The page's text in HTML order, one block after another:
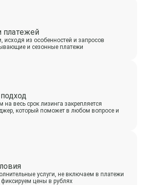
платежей
исходя из особенностей и запросов
и сезонные платежи
весь срок лизинга закрепляется
который поможет в любом вопросе и
услуги, не включаем в платежи
цены в рублях